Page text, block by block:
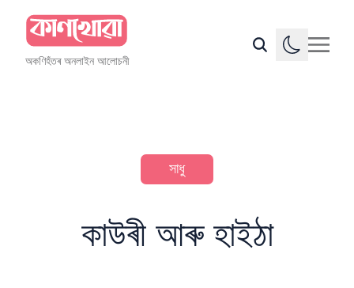
অকণিহঁতৰ অনলাইন আলোচনী
সাধু
কাউৰী আৰু হাইঠা